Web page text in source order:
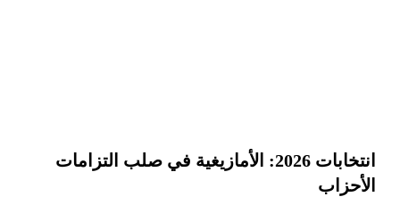
انتخابات 2026: الأمازيغية في صلب التزامات
الأحزاب